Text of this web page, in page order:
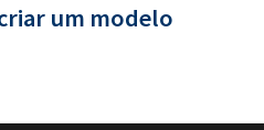
um modelo